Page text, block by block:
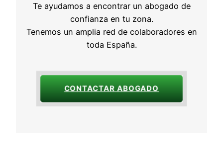
Te ayudamos a encontrar un abogado de
confianza en tu zona.
Tenemos un amplia red de colaboradores en
toda España.
CONTACTAR ABOGADO